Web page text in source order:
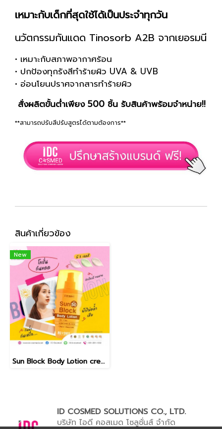
เหมาะกับเด็กที่สุดใช้ได้เป็นประจำทุกวัน
นวัตกรรมกันแดด Tinosorb A2B จากเยอรมนี
• เหมาะกับสภาพอากาศร้อน
• ปกป้องทุกรังสีทำร้ายผิว UVA & UVB
• อ่อนโยนปราศจากสารทำร้ายผิว
สั่งผลิตขั้นต่ำเพียง 500 ชิ้น รับสินค้าพร้อมจำหน่าย!!
**สามารถปรับสีปรับสูตรได้ตามต้องการ**
สินค้าเกี่ยวข้อง
New
Sun Block Body Lotion cream
ID COSMED SOLUTIONS CO., LTD.
บริษัท ไอดี คอสเมด โซลูชั่นส์ จำกัด